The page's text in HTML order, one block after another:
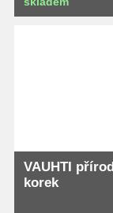
VAUHTI
korek